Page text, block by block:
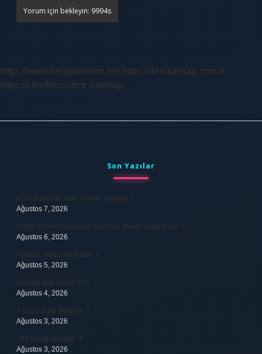
https://www.bengaliforum.net https://denizahsap.com.tr
https://cinefilm.com.tr Sitemap
Son Yazılar
KDV oranı sıfır olan ürünler nelerdir ?
Ağustos 7, 2026
Bobbi Brown hayvanlar üzerinde deney yapıyor mu ?
Ağustos 6, 2026
Kovacic maaşı ne kadar ?
Ağustos 5, 2026
Avantaj faul sayılır mı ?
Ağustos 4, 2026
7 Uzun Sure Nelerdir ?
Ağustos 3, 2026
340 hangi hesaptır ?
Ağustos 3, 2026